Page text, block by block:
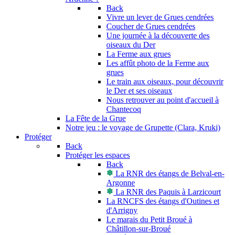
Back
Vivre un lever de Grues cendrées
Coucher de Grues cendrées
Une journée à la découverte des
oiseaux du Der
La Ferme aux grues
Les affût photo de la Ferme aux
grues
Le train aux oiseaux, pour découvrir
le Der et ses oiseaux
Nous retrouver au point d'accueil à
Chantecoq
La Fête de la Grue
Notre jeu : le voyage de Grupette (Clara, Kruki)
Protéger
Back
Protéger les espaces
Back
La RNR des étangs de Belval-en-
Argonne
La RNR des Paquis à Larzicourt
La RNCFS des étangs d'Outines et
d'Arrigny
Le marais du Petit Broué à
Châtillon-sur-Broué